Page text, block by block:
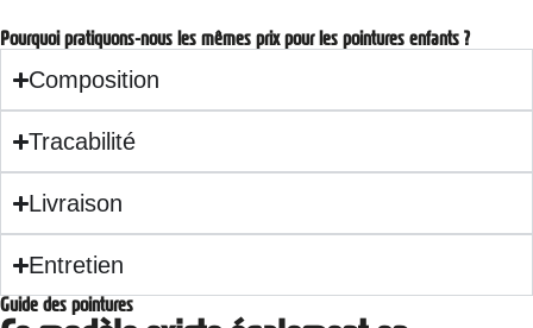
Pourquoi pratiquons-nous les mêmes prix pour les pointures enfants ?
Composition
Tracabilité
Livraison
Entretien
Guide des pointures